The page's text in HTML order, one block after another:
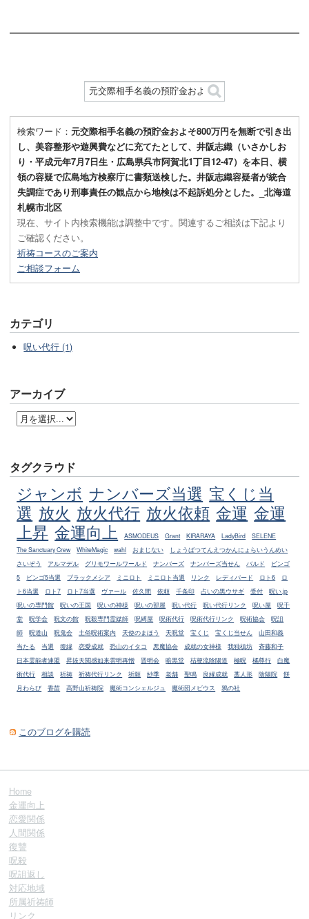
検索ワード： 元交際相手名義の預貯金およそ800万円を無断で引き出
し、美容整形や遊興費などに充てたとして、井阪志織（いさかしお
り・平成元年7月7日生・広島県呉市阿賀北1丁目12-47）を本日、横
領の容疑で広島地方検察庁に書類送検した。井阪志織容疑者が統合
失調症であり刑事責任の観点から地検は不起訴処分とした。_北海道
札幌市北区
現在、サイト内検索機能は調整中です。関連するご相談は下記より
ご確認ください。
祈祷コースのご案内
ご相談フォーム
カテゴリ
呪い代行 (1)
アーカイブ
タグクラウド
ジャンボ ナンバーズ当選 宝くじ当
選 放火 放火代行 放火依頼 金運 金運
上昇 金運向上 ASMODEUS Grant KIRARAYA LadyBird
SELENE
The Sanctuary Crew
WhiteMagic wahl おまじない
しょうばつてんえつかんにょらいうんめい
さいぞう
アルマデル グリモワールワールド ナンバーズ ナンバーズ当せん バルド
ビンゴ
5
ビンゴ5当選 ブラックメシア ミニロト ミニロト当選 リンク レディバード ロト6
ロ
ト6当選
ロト7 ロト7当選 ヴァール 佐久間 依頼 千条印 占いの黒ウサギ 受付
呪い.jp
呪いの専門館
呪いの王国 呪いの神様 呪いの部屋 呪い代行 呪い代行リンク 呪い屋
呪千
堂
呪学会 呪文の館 呪殺専門霊媒師 呪縛屋 呪術代行 呪術代行リンク 呪術協会
呪詛
師
呪道山 呪鬼会 土俗呪術案内 天使のまほう 天呪堂 宝くじ 宝くじ当せん
山田和義
当たる
当選 復縁 恋愛成就 恐山のイタコ 悪魔協会 成就の女神様 我独槙坊
斉藤和子
日本霊能者連盟
昇抜天閲感如来雲明再憎 晋明会 暗黒堂 桔梗流陰陽道 極呪 橘尊行
白魔
術代行
相談 祈祷 祈祷代行リンク 祈願 紗季 老舗 聖鳴 良縁成就 藁人形 陰陽院
餅
月わらび
香苗 高野山祈祷院 魔術コンシェルジュ 魔術団メビウス 鴉の社
このブログを購読
Home
金運向上
恋愛関係
人間関係
復讐
呪殺
呪詛返し
対応地域
所属祈祷師
リンク